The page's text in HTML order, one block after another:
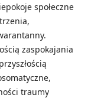
społeczne
zaspokajania
traumy